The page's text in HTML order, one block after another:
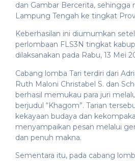
dan Gambar Bercerita, sehingga
Lampung Tengah ke tingkat
Keberhasilan ini diumumkan
perlombaan FLS3N tingkat
dilaksanakan pada Rabu, 13 Mei
Cabang lomba Tari terdiri dari
Ruth Maloni Christabel S. dan
berhasil memukau para juri
berjudul “Khagom”. Tarian
kekayaan budaya dan
menyampaikan pesan melalui
dan penuh makna.
Sementara itu, pada cabang